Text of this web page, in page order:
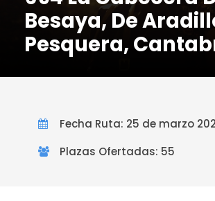
Besaya, De
Pesquera,
Fecha Ruta: 25 de marzo
Plazas Ofertadas: 55